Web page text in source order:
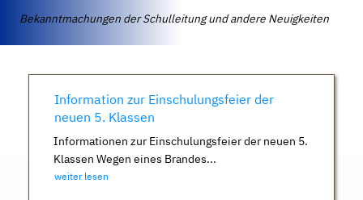
Bekanntmachungen der Schulleitung und andere Neuigkeiten
Information zur Einschulungsfeier der
neuen 5. Klassen
Informationen zur Einschulungsfeier der neuen 5.
Klassen Wegen eines Brandes...
weiter lesen